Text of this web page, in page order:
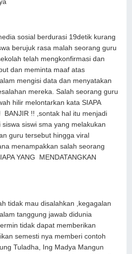
sosial berdurasi 19detik kurang
berujuk rasa malah seorang guru
telah mengkonfirmasi dan
dan meminta maaf atas
mengisi data dan menyatakan
mereka. Salah seorang guru
hilir melontarkan kata SIAPA
BANJIR !! ,sontak hal itu menjadi
siswi sma yang melakukan
guru tersebut hingga viral
menampakkan salah seorang
YANG MENDATANGKAN
tidak mau disalahkan ,kegagalan
tanggung jawab didunia
tidak dapat memberikan
semesti nya memberi contoh
Tuladha, Ing Madya Mangun